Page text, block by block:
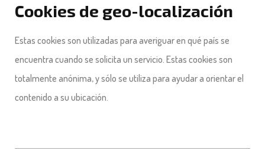
Cookies de geo-localización
Estas cookies son utilizadas para averiguar en qué país se
encuentra cuando se solicita un servicio. Estas cookies son
totalmente anónima, y sólo se utiliza para ayudar a orientar el
contenido a su ubicación.